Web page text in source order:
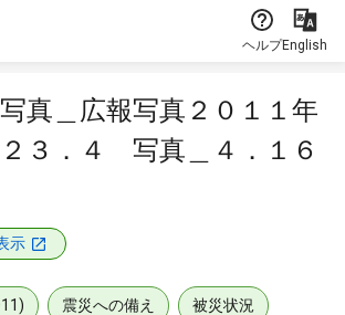
ヘルプEnglish
真＿広報写真２０１１年
３．４ 写真＿４．１６
示
震災への備え 被災状況